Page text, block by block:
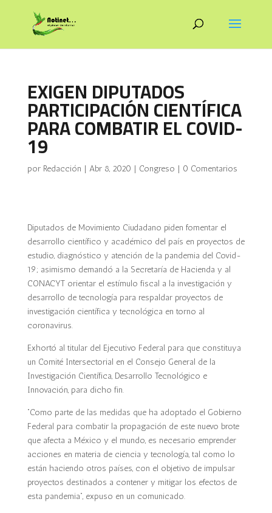
EXIGEN DIPUTADOS
PARTICIPACIÓN CIENTÍFICA
PARA COMBATIR EL COVID-
19
por Redacción | Abr 8, 2020 | Congreso | 0 Comentarios
Diputados de Movimiento Ciudadano piden fomentar el
desarrollo científico y académico del país en proyectos de
estudio, diagnóstico y atención de la pandemia del Covid-
19; asimismo demandó a la Secretaría de Hacienda y al
CONACYT orientar el estímulo fiscal a la investigación y
desarrollo de tecnología para respaldar proyectos de
investigación científica y tecnológica en torno al
coronavirus.
Exhortó al titular del Ejecutivo Federal para que constituya
un Comité Intersectorial en el Consejo General de la
Investigación Científica, Desarrollo Tecnológico e
Innovación, para dicho fin.
“Como parte de las medidas que ha adoptado el Gobierno
Federal para combatir la propagación de este nuevo brote
que afecta a México y el mundo, es necesario emprender
acciones en materia de ciencia y tecnología, tal como lo
están haciendo otros países, con el objetivo de impulsar
proyectos destinados a contener y mitigar los efectos de
esta pandemia”, expuso en un comunicado.